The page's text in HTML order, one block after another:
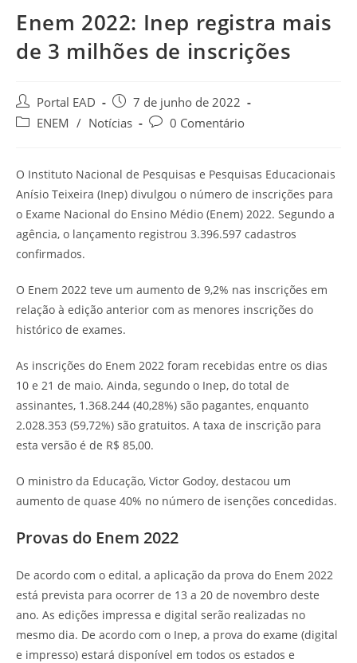
Enem 2022: Inep registra mais
de 3 milhões de inscrições
Autor
do
Portal EAD
Post
publicado:
7 de junho de 2022
Categoria
ENEM / Notícias
Comentários
0 Comentário
O Instituto Nacional de Pesquisas e Pesquisas Educacionais
Anísio Teixeira (Inep) divulgou o número de inscrições para
o Exame Nacional do Ensino Médio (Enem) 2022. Segundo a
agência, o lançamento registrou 3.396.597 cadastros
confirmados.
O Enem 2022 teve um aumento de 9,2% nas inscrições em
relação à edição anterior com as menores inscrições do
histórico de exames.
As inscrições do Enem 2022 foram recebidas entre os dias
10 e 21 de maio. Ainda, segundo o Inep, do total de
assinantes, 1.368.244 (40,28%) são pagantes, enquanto
2.028.353 (59,72%) são gratuitos. A taxa de inscrição para
esta versão é de R$ 85,00.
O ministro da Educação, Victor Godoy, destacou um
aumento de quase 40% no número de isenções concedidas.
Provas do Enem 2022
De acordo com o edital, a aplicação da prova do Enem 2022
está prevista para ocorrer de 13 a 20 de novembro deste
ano. As edições impressa e digital serão realizadas no
mesmo dia. De acordo com o Inep, a prova do exame (digital
e impresso) estará disponível em todos os estados e